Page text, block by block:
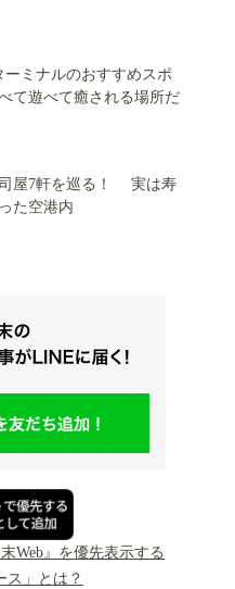
ーミナルのおすすめスポ
て遊べて癒される場所だ
屋7軒を巡る！ 実は寿
た空港内
Web』を優先表示する
ス」とは？